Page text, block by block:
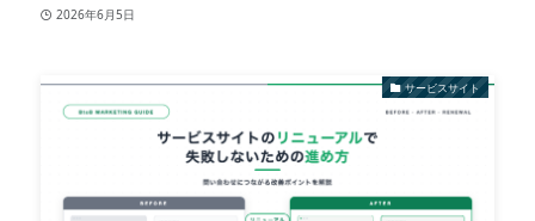
2026年6月5日
サービスサイト